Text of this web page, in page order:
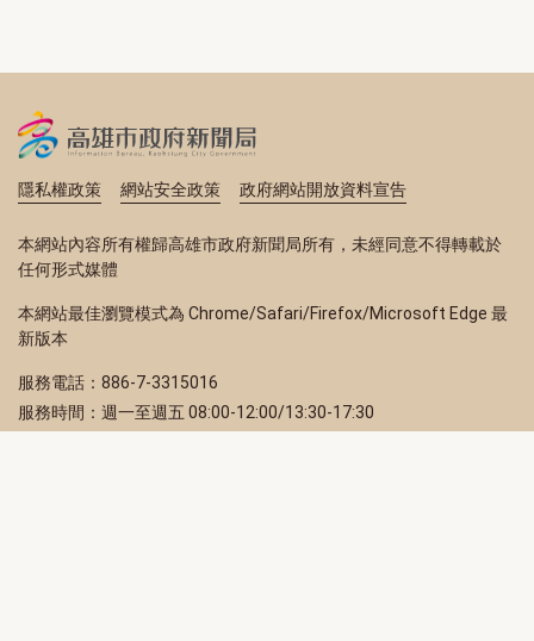
隱私權政策 網站安全政策 政府網站開放資料宣告
本網站內容所有權歸高雄市政府新聞局所有，未經同意不得轉載於
任何形式媒體
本網站最佳瀏覽模式為 Chrome/Safari/Firefox/Microsoft Edge 最
新版本
服務電話：886-7-3315016
服務時間：週一至週五 08:00-12:00/13:30-17:30